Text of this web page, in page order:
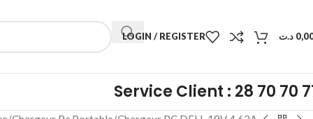
LOGIN / REGISTER د.ت
Service Client : 28 70 70